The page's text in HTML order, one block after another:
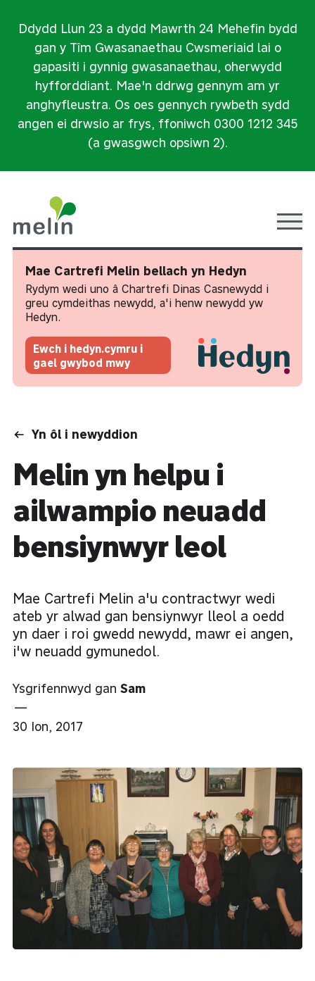
Ddydd Llun 23 a dydd Mawrth 24 Mehefin bydd
gan y Tîm Gwasanaethau Cwsmeriaid lai o
gapasiti i gynnig gwasanaethau, oherwydd
hyfforddiant. Mae'n ddrwg gennym am yr
anghyfleustra. Os oes gennych rywbeth sydd
angen ei drwsio ar frys, ffoniwch 0300 1212 345
(a gwasgwch opsiwn 2).
Mae Cartrefi Melin bellach yn Hedyn
Rydym wedi uno â Chartrefi Dinas Casnewydd i
greu cymdeithas newydd, a'i henw newydd yw
Hedyn.
Ewch i hedyn.cymru i
gael gwybod mwy
Yn ôl i newyddion
Melin yn helpu i
ailwampio neuadd
bensiynwyr leol
Mae Cartrefi Melin a'u contractwyr wedi
ateb yr alwad gan bensiynwyr lleol a oedd
yn daer i roi gwedd newydd, mawr ei angen,
i'w neuadd gymunedol.
Ysgrifennwyd gan Sam
—
30 Ion, 2017